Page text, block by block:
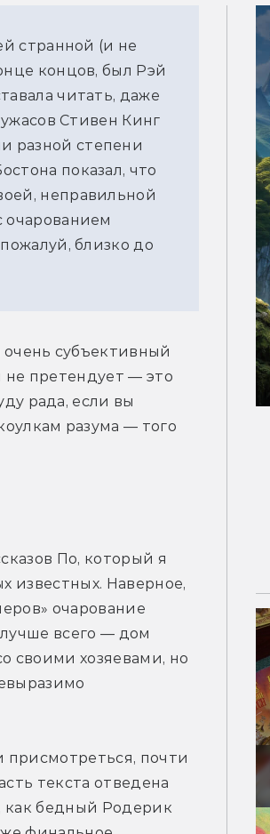
странной (и не
концов, был Рэй
читать, даже
Стивен Кинг
разной степени
показал, что
неправильной
очарованием
близко до
очень субъективный
не претендует — это
рада, если вы
разума — того
По, который я
известных. Наверное,
очарование
всего — дом
своими хозяевами, но
присмотреться, почти
текста отведена
как бедный Родерик